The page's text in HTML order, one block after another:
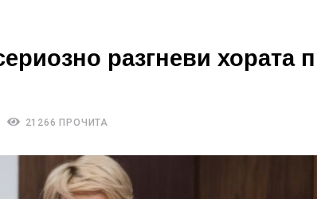
разгневи хората
21266 ПРОЧИТА